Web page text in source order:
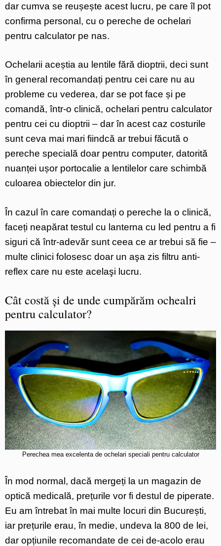
dar cumva se reușește acest lucru, pe care îl pot
confirma personal, cu o pereche de ochelari
pentru calculator pe nas.
Ochelarii aceștia au lentile fără dioptrii, deci sunt
în general recomandați pentru cei care nu au
probleme cu vederea, dar se pot face și pe
comandă, într-o clinică, ochelari pentru calculator
pentru cei cu dioptrii – dar în acest caz costurile
sunt ceva mai mari fiindcă ar trebui făcută o
pereche specială doar pentru computer, datorită
nuanței ușor portocalie a lentilelor care schimbă
culoarea obiectelor din jur.
În cazul în care comandați o pereche la o clinică,
faceți neapărat testul cu lanterna cu led pentru a fi
siguri că într-adevăr sunt ceea ce ar trebui să fie –
multe clinici folosesc doar un aşa zis filtru anti-
reflex care nu este acelaşi lucru.
Cât costă și de unde cumpărăm ochealri
pentru calculator?
Perechea mea excelenta de ochelari speciali pentru calculator
În mod normal, dacă mergeți la un magazin de
optică medicală, prețurile vor fi destul de piperate.
Eu am întrebat în mai multe locuri din București,
iar prețurile erau, în medie, undeva la 800 de lei,
dar opțiunile recomandate de cei de-acolo erau